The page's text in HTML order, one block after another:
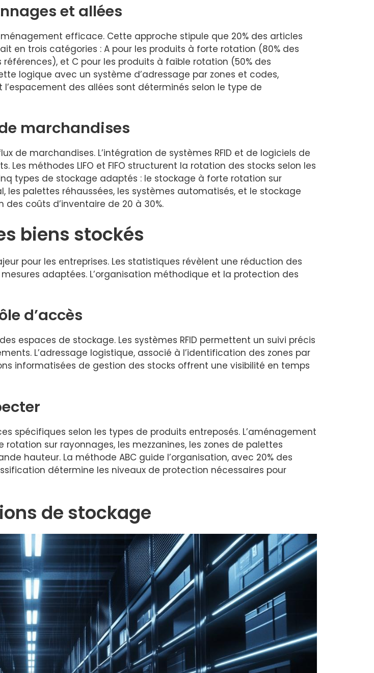
et allées
efficace. Cette approche stipule que 20% des articles
en trois catégories : A pour les produits à forte rotation (80% des
et C pour les produits à faible rotation (50% des
logique avec un système d’adressage par zones et codes,
des allées sont déterminés selon le type de
marchandises
de marchandises. L’intégration de systèmes RFID et de logiciels de
méthodes LIFO et FIFO structurent la rotation des stocks selon les
types de stockage adaptés : le stockage à forte rotation sur
les palettes réhaussées, les systèmes automatisés, et le stockage
coûts d’inventaire de 20 à 30%.
biens stockés
pour les entreprises. Les statistiques révèlent une réduction des
adaptées. L’organisation méthodique et la protection des
d’accès
espaces de stockage. Les systèmes RFID permettent un suivi précis
L’adressage logistique, associé à l’identification des zones par
informatisées de gestion des stocks offrent une visibilité en temps
spécifiques selon les types de produits entreposés. L’aménagement
sur rayonnages, les mezzanines, les zones de palettes
hauteur. La méthode ABC guide l’organisation, avec 20% des
détermine les niveaux de protection nécessaires pour
de stockage